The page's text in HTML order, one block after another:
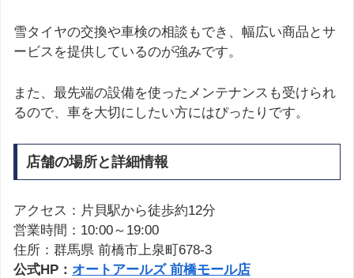
雪タイヤの交換や車検の相談もでき、幅広い商品とサ
ービスを提供しているのが強みです。
また、最先端の設備を使ったメンテナンスも受けられ
るので、車を大切にしたい方にはぴったりです。
店舗の場所と詳細情報
アクセス：片貝駅から徒歩約12分
営業時間：10:00～19:00
住所：群馬県 前橋市上泉町678-3
公式HP： オートアールズ 前橋モール店